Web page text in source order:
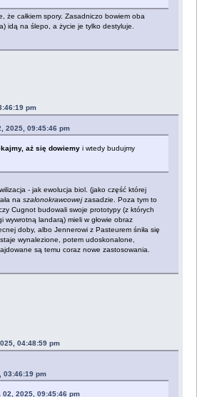
że całkiem spory. Zasadniczo bowiem oba
idą na ślepo, a życie je tylko destyluje.
pm
2025, 09:45:46 pm
aż się dowiemy i wtedy budujmy
- jak ewolucja biol. (jako część której
naszalonokrawcowejzasadzie. Poza tym to
Cugnot budowali swoje prototypy (z których
wywrotną landarą) mieli w głowie obraz
doby, albo Jennerowi z Pasteurem śniła się
wynalezione, potem udoskonalone,
są temu coraz nowe zastosowania.
04:48:59 pm
03:46:19 pm
02, 2025, 09:45:46 pm